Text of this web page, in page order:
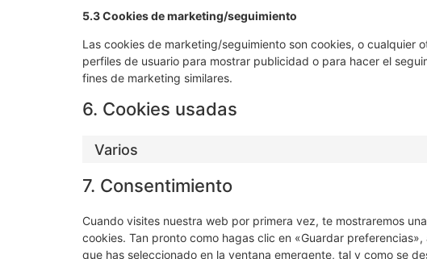
5.3 Cookies de marketing/seguimiento
Las cookies de marketing/seguimiento son cookies, o cualquier
perfiles de usuario para mostrar publicidad o para hacer el
fines de marketing similares.
6. Cookies usadas
Varios
7. Consentimiento
Cuando visites nuestra web por primera vez, te mostraremos
cookies. Tan pronto como hagas clic en «Guardar
que has seleccionado en la ventana emergente, tal y como se